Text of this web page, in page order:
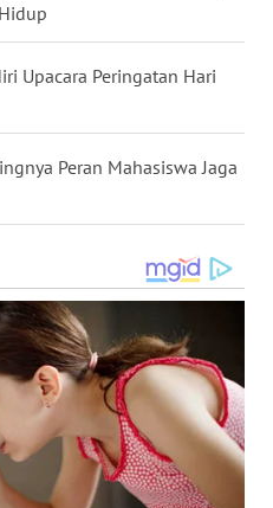
Upacara Peringatan Hari
Peran Mahasiswa Jaga